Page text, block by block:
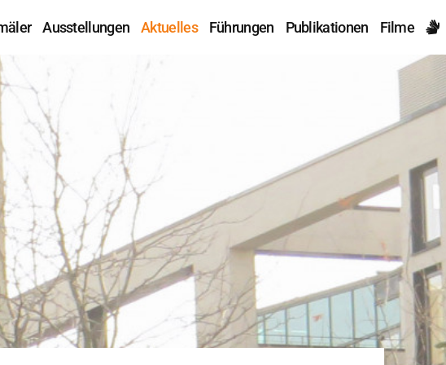
Ausstellungen Aktuelles Führungen Publikationen Filme